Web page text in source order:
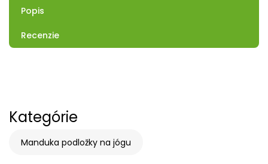
Popis
Recenzie
Kategórie
Manduka podložky na jógu